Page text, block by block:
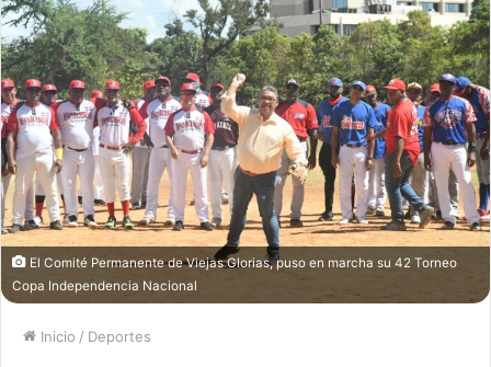
El Comité Permanente de Viejas Glorias, puso en marcha su 42 Torneo
Copa Independencia Nacional
Inicio / Deportes